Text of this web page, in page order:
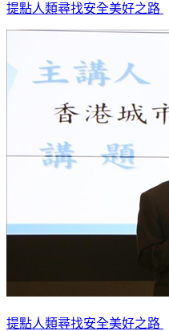
提點人類尋找安全美好之路
提點人類尋找安全美好之路